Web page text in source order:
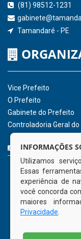
(81) 98512-1231
Tamandaré - PE
Vice Prefeito
O Prefeito
Gabinete do Prefeito
Controladoria Geral
CURTA
INFORMAÇÕES
Utilizamos
Essas
experiência de
você concorda
maiores
Privacidade